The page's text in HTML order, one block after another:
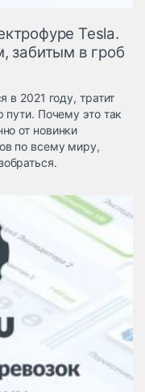
Дзен
Tesla.
забитым в гроб
в 2021 году, тратит
пути. Почему это так
от новинки
по всему миру,